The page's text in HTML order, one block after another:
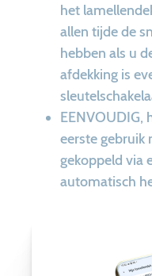
het
allen tijde de
hebben als u
afdekking is
EENVOUDIG,
eerste gebruik
gekoppeld via
automatisch